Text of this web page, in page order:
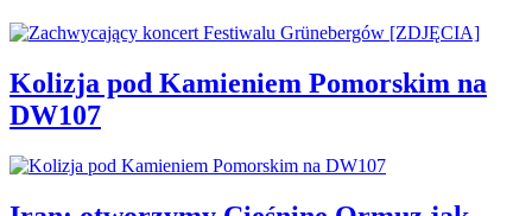
Kolizja pod Kamieniem Pomorskim na
DW107